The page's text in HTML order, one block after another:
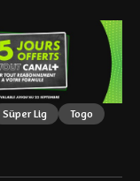
Süper Lig
Togo